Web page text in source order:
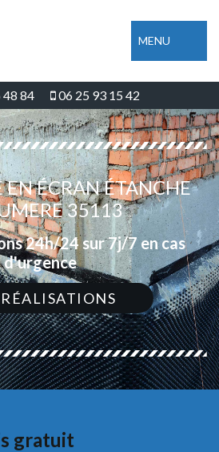
MENU
48 84 06 25 93 15 42
EN ÉCRAN ÉTANCHE
35113
24h/24 sur 7j/7 en cas
d'urgence
gratuit